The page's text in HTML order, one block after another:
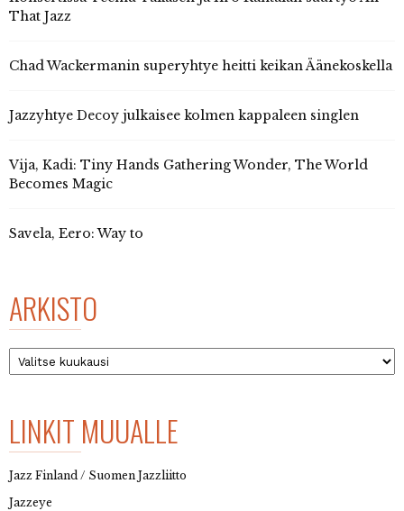
That Jazz
Chad Wackermanin superyhtye heitti keikan Äänekoskella
Jazzyhtye Decoy julkaisee kolmen kappaleen singlen
Vija, Kadi: Tiny Hands Gathering Wonder, The World
Becomes Magic
Savela, Eero: Way to
ARKISTO
Arkisto
LINKIT MUUALLE
Jazz Finland / Suomen Jazzliitto
Jazzeye